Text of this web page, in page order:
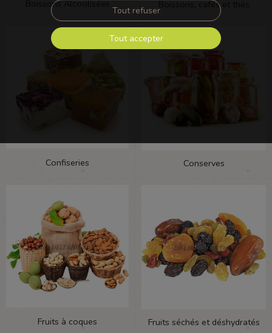
Boissons Alcoolisées Boissons, cafés et thés
Confiseries Conserves
Fruits à coques Fruits séchés et déshydratés
Tout refuser
Tout accepter